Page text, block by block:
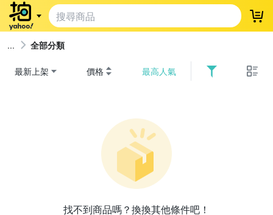
登
全部分類
最新上架 價格 最高人氣
找不到商品嗎？換換其他條件吧！